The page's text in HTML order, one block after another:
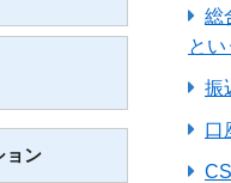
総
と
振
口
ョン